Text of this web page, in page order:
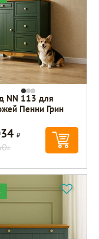
NN 113 для
Пенни Грин
Р
Р